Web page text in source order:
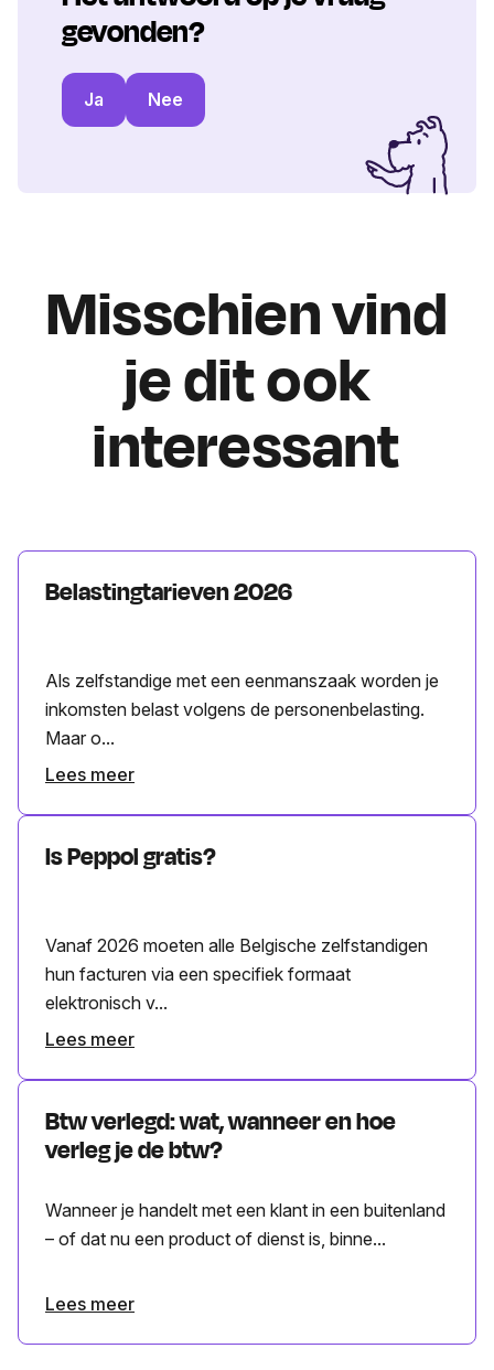
gevonden?
Ja Nee
Misschien vind
je dit ook
interessant
Belastingtarieven 2026
Als zelfstandige met een eenmanszaak worden je
inkomsten belast volgens de personenbelasting.
Maar o...
Lees meer
Is Peppol gratis?
Vanaf 2026 moeten alle Belgische zelfstandigen
hun facturen via een specifiek formaat
elektronisch v...
Lees meer
Btw verlegd: wat, wanneer en hoe
verleg je de btw?
Wanneer je handelt met een klant in een buitenland
– of dat nu een product of dienst is, binne...
Lees meer